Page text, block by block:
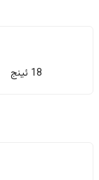
18 ئینج